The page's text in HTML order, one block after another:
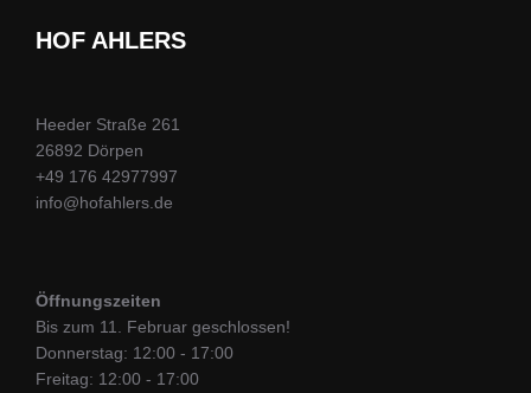
HOF AHLERS
Heeder Straße 261
26892 Dörpen
+49 176 42977997
info@hofahlers.de
Öffnungszeiten
Bis zum 11. Februar geschlossen!
Donnerstag: 12:00 - 17:00
Freitag: 12:00 - 17:00